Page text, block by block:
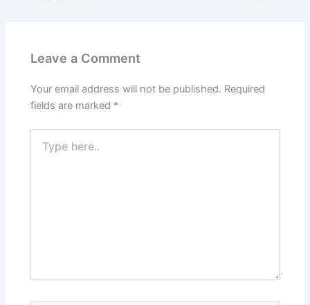
Leave a Comment
Your email address will not be published. Required
fields are marked *
here..